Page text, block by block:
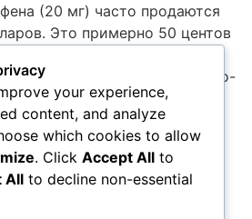
(20 мг) часто продаются
Это примерно 50 центов
ралоксифена
цена, а не доступность, по-
более широкое
гидрохлорида для
1 Beneficial effects of
in the treatment of pubertal
SE, Faught et al. J. Pediatr.
Effects of raloxifene on
your experience,
content, and analyze
which cookies to allow
. Click Accept All to
All to decline non-essential